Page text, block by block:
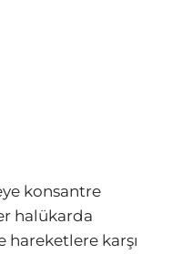
konsantre
halükarda
hareketlere karşı